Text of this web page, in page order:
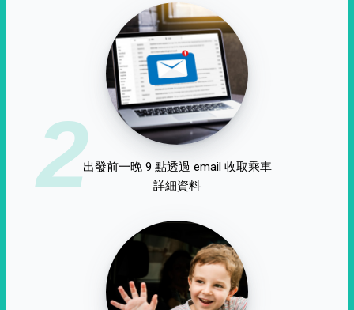
2出發前一晚 9 點透過 email 收取乘車
詳細資料